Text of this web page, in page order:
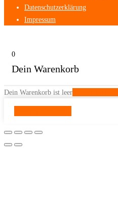
Datenschutzerklärung
Impressum
0
Dein Warenkorb
Dein Warenkorb ist leer